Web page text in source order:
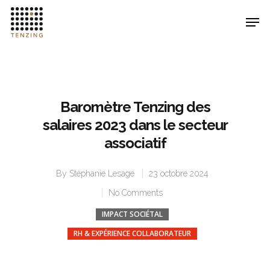
Baromètre Tenzing des
salaires 2023 dans le secteur
associatif
By Stéphanie Lesage
23 octobre 2024
No Comments
IMPACT SOCIÉTAL
RH & EXPÉRIENCE COLLABORATEUR